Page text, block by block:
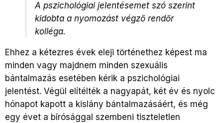
A pszichológiai jelentésemet szó szerint
kidobta a nyomozást végző rendőr
kolléga.
Ehhez a kétezres évek eleji történethez képest ma
minden vagy majdnem minden szexuális
bántalmazás esetében kérik a pszichológiai
jelentést. Végül elítélték a nagyapát, két év és nyolc
hónapot kapott a kislány bántalmazásáért, és még
egy évet a bírósággal szembeni tiszteletlen